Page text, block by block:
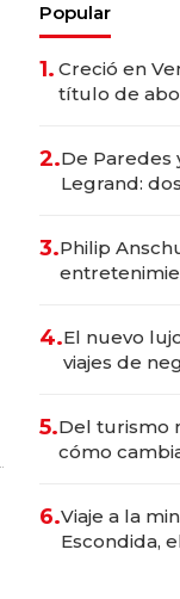
Popular
1. Creció en
título de
2.De Paredes
Legrand:
3.Philip
4.El nuevo
viajes de
5.Del turismo
cómo
6.Viaje a la
Escondida,